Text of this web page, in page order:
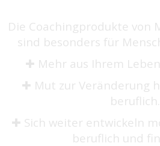
Die Coachingprodukte von
sind besonders für
✚ Mehr aus Ihrem
✚ Mut zur Veränderung
beruflich.
✚ Sich weiter entwickeln
beruflich und